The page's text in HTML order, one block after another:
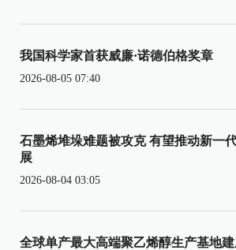
我国科学家首获威廉·诺德伯格奖章
2026-08-05 07:40
石墨烯堆垛难题被攻克 有望推动新一
展
2026-08-04 03:05
全球单产最大高端聚乙烯醇生产基地